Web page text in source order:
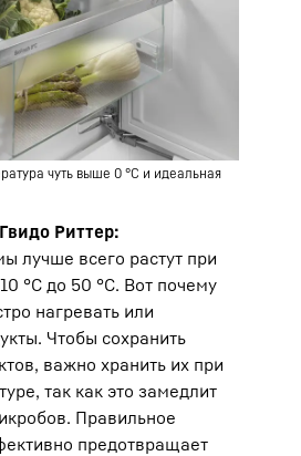
чуть выше 0 °C и идеальная
Риттер:
лучше всего растут при
°C до 50 °C. Вот почему
нагревать или
Чтобы сохранить
важно хранить их при
так как это замедлит
Правильное
предотвращает